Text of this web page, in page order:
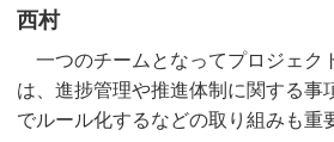
西村
一つのチームとなってプロジェク
は、進捗管理や推進体制に関する事
でルール化するなどの取り組みも重